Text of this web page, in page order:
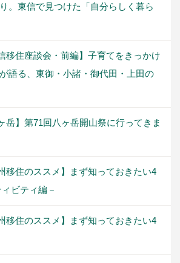
。東信で見つけた「自分らしく暮ら
移住座談会・前編】子育てをきっかけ
語る、東御・小諸・御代田・上田の
岳】第71回八ヶ岳開山祭に行ってきま
移住のススメ】まず知っておきたい4
ビティ編－
移住のススメ】まず知っておきたい4